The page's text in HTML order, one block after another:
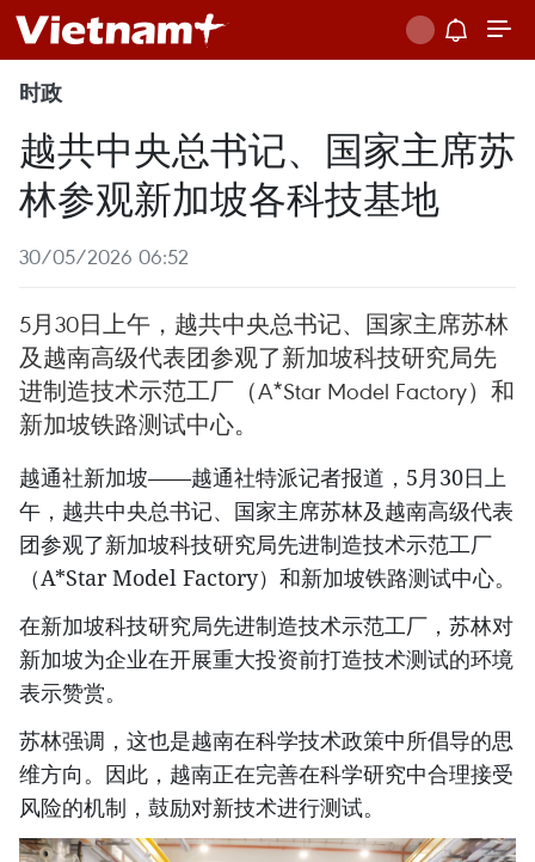
时政
越共中央总书记、国家主席苏
林参观新加坡各科技基地
30/05/2026 06:52
5月30日上午，越共中央总书记、国家主席苏林
及越南高级代表团参观了新加坡科技研究局先
进制造技术示范工厂（A*Star Model Factory）和
新加坡铁路测试中心。
越通社新加坡——越通社特派记者报道，5月30日上
午，越共中央总书记、国家主席苏林及越南高级代表
团参观了新加坡科技研究局先进制造技术示范工厂
（A*Star Model Factory）和新加坡铁路测试中心。
在新加坡科技研究局先进制造技术示范工厂，苏林对
新加坡为企业在开展重大投资前打造技术测试的环境
表示赞赏。
苏林强调，这也是越南在科学技术政策中所倡导的思
维方向。因此，越南正在完善在科学研究中合理接受
风险的机制，鼓励对新技术进行测试。